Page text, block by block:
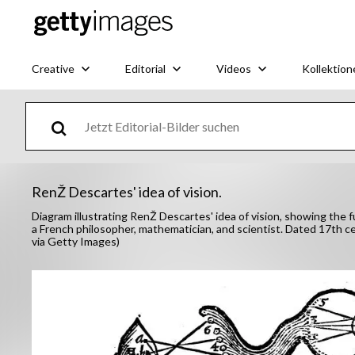
Creative Editorial Videos
RenŽ Descartes' idea of vision.
Diagram illustrating RenŽ Descartes' idea of vision, showing
a French philosopher, mathematician, and scientist. Dated 17th
via Getty Images)